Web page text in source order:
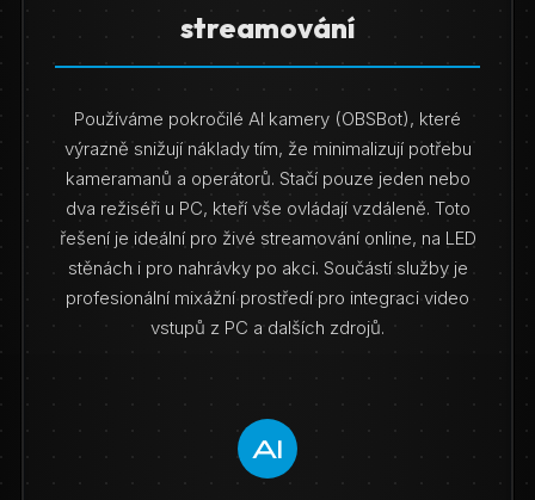
streamování
Používáme pokročilé AI kamery (OBSBot), které
výrazně snižují náklady tím, že minimalizují potřebu
kameramanů a operátorů. Stačí pouze jeden nebo
dva režiséři u PC, kteří vše ovládají vzdáleně. Toto
řešení je ideální pro živé streamování online, na LED
stěnách i pro nahrávky po akci. Součástí služby je
profesionální mixážní prostředí pro integraci video
vstupů z PC a dalších zdrojů.
AI